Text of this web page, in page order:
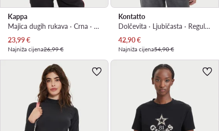
Kappa
Majica dugih rukava · Crna · Regular Fit
Trenutna cijena
23,99€
Najniža cijena26,99 €
Kontatto
Dolčevita · Ljubičasta · Regular Fit
Trenutna cijena
42,90€
Najniža cijena54,90 €